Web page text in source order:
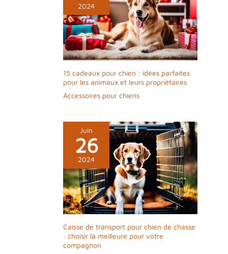
2024
15 cadeaux pour chien : idées parfaites
pour les animaux et leurs propriétaires
Accessoires pour chiens
Juin
26
2024
Caisse de transport pour chien de chasse
: choisir la meilleure pour votre
compagnon